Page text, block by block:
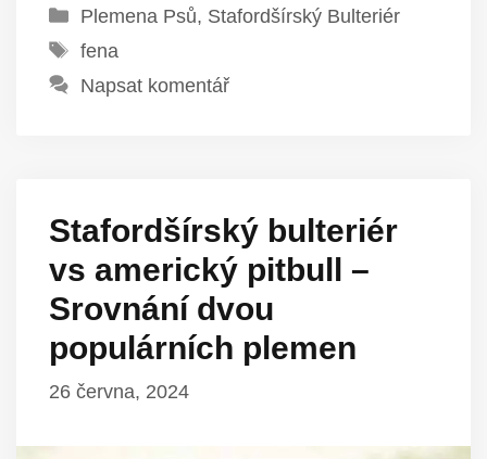
Rubriky
Plemena Psů, Stafordšírský Bulteriér
Štítky
fena
Napsat komentář
Stafordšírský bulteriér
vs americký pitbull –
Srovnání dvou
populárních plemen
26 června, 2024